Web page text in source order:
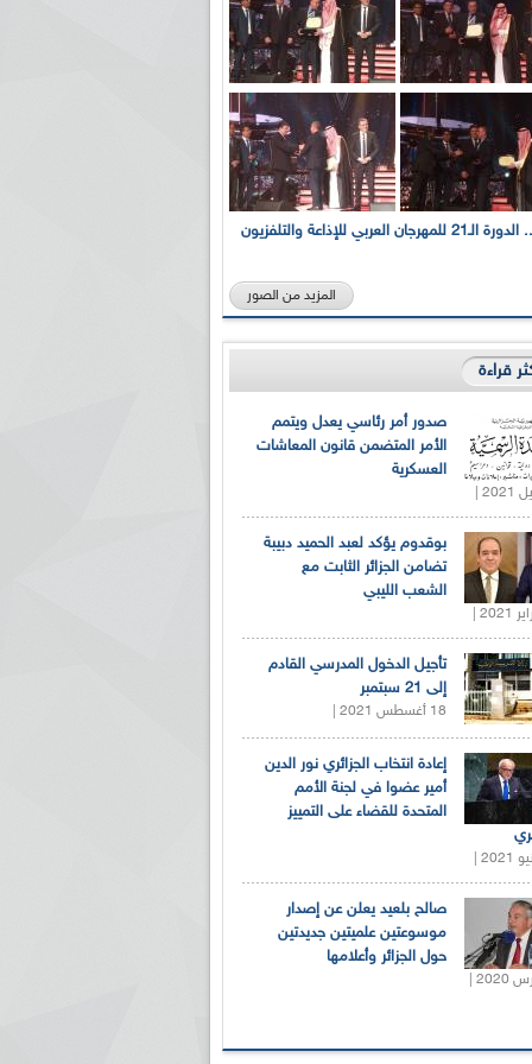
بالصور... الدورة الـ21 للمهرجان العربي للإذاعة والتلفزيون
المزيد من الصور
قراءة
صدور أمر رئاسي يعدل ويتمم
الأمر المتضمن قانون المعاشات
العسكرية
بوقدوم يؤكد لعبد الحميد دبيبة
تضامن الجزائر الثابت مع
الشعب الليبي
تأجيل الدخول المدرسي القادم
إلى 21 سبتمبر
18 أغسطس 2021 |
إعادة انتخاب الجزائري نور الدين
أمير عضوا في لجنة الأمم
المتحدة للقضاء على التمييز
صالح بلعيد يعلن عن إصدار
موسوعتين علميتين جديدتين
حول الجزائر وأعلامها